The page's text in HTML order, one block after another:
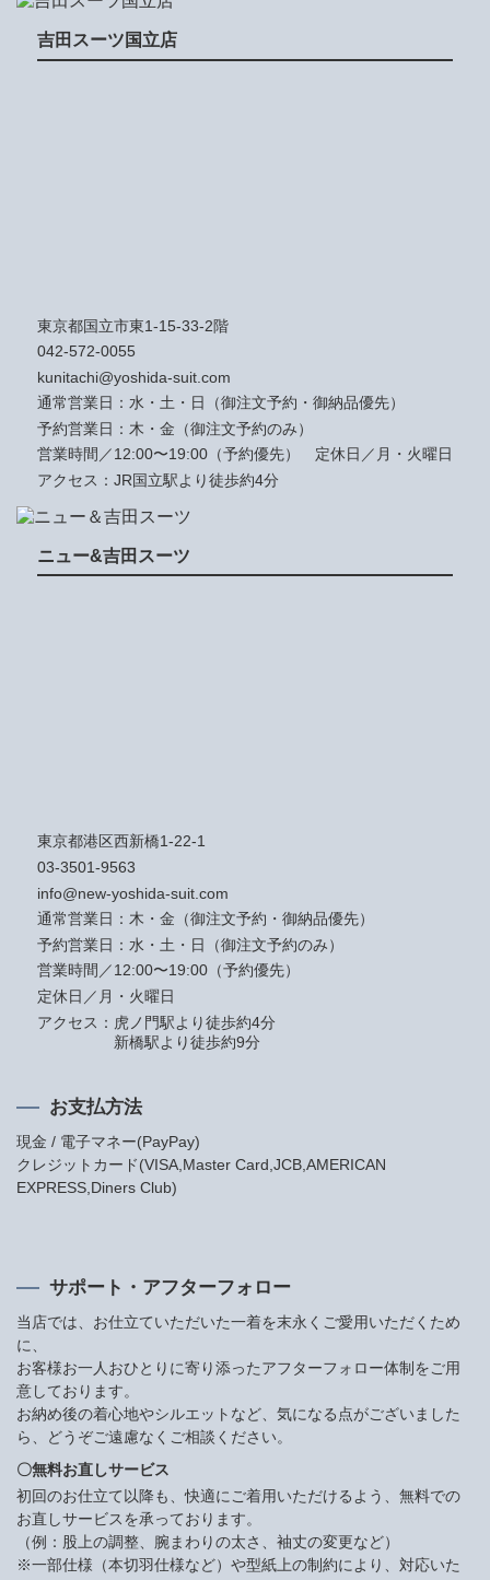
吉田スーツ国立店
東京都国立市東1-15-33-2階
042-572-0055
kunitachi@yoshida-suit.com
通常営業日：水・土・日（御注文予約・御納品優先）
予約営業日：木・金（御注文予約のみ）
営業時間／12:00〜19:00（予約優先） 定休日／月・火曜日
アクセス：JR国立駅より徒歩約4分
ニュー&吉田スーツ
東京都港区西新橋1-22-1
03-3501-9563
info@new-yoshida-suit.com
通常営業日：木・金（御注文予約・御納品優先）
予約営業日：水・土・日（御注文予約のみ）
営業時間／12:00〜19:00（予約優先）
定休日／月・火曜日
アクセス： 虎ノ門駅より徒歩約4分
新橋駅より徒歩約9分
お支払方法
現金 / 電子マネー(PayPay)
クレジットカード(VISA,Master Card,JCB,AMERICAN
EXPRESS,Diners Club)
サポート・アフターフォロー
当店では、お仕立ていただいた一着を末永くご愛用いただくため
に、
お客様お一人おひとりに寄り添ったアフターフォロー体制をご用
意しております。
お納め後の着心地やシルエットなど、気になる点がございました
ら、どうぞご遠慮なくご相談ください。
〇無料お直しサービス
初回のお仕立て以降も、快適にご着用いただけるよう、無料での
お直しサービスを承っております。
（例：股上の調整、腕まわりの太さ、袖丈の変更など）
※一部仕様（本切羽仕様など）や型紙上の制約により、対応いた